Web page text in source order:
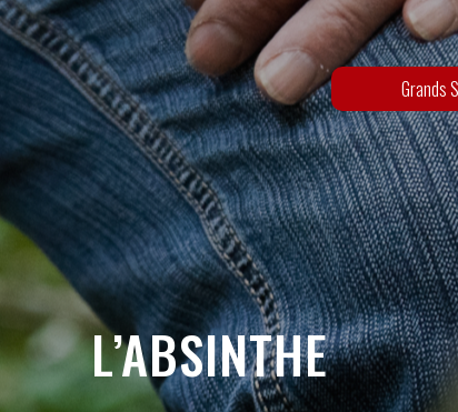
Grands
L’ABSINTHE